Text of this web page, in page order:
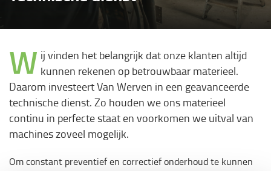
W ij vinden het belangrijk dat onze klanten altijd
kunnen rekenen op betrouwbaar materieel.
Daarom investeert Van Werven in een geavanceerde
technische dienst. Zo houden we ons materieel
continu in perfecte staat en voorkomen we uitval van
machines zoveel mogelijk.
Om constant preventief en correctief onderhoud te kunnen